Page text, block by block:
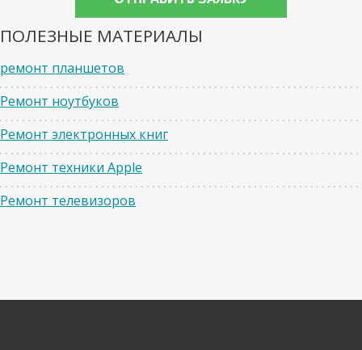
ПОЛЕЗНЫЕ МАТЕРИАЛЫ
ремонт планшетов
Ремонт ноутбуков
Ремонт электронных книг
Ремонт техники Apple
Ремонт телевизоров